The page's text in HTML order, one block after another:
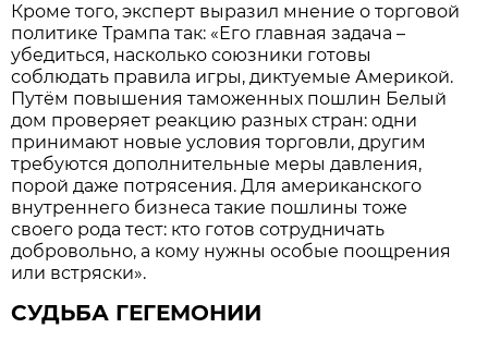
Кроме того, эксперт выразил мнение о торговой
политике Трампа так: «Его главная задача –
убедиться, насколько союзники готовы
соблюдать правила игры, диктуемые Америкой.
Путём повышения таможенных пошлин Белый
дом проверяет реакцию разных стран: одни
принимают новые условия торговли, другим
требуются дополнительные меры давления,
порой даже потрясения. Для американского
внутреннего бизнеса такие пошлины тоже
своего рода тест: кто готов сотрудничать
добровольно, а кому нужны особые поощрения
или встряски».
СУДЬБА ГЕГЕМОНИИ